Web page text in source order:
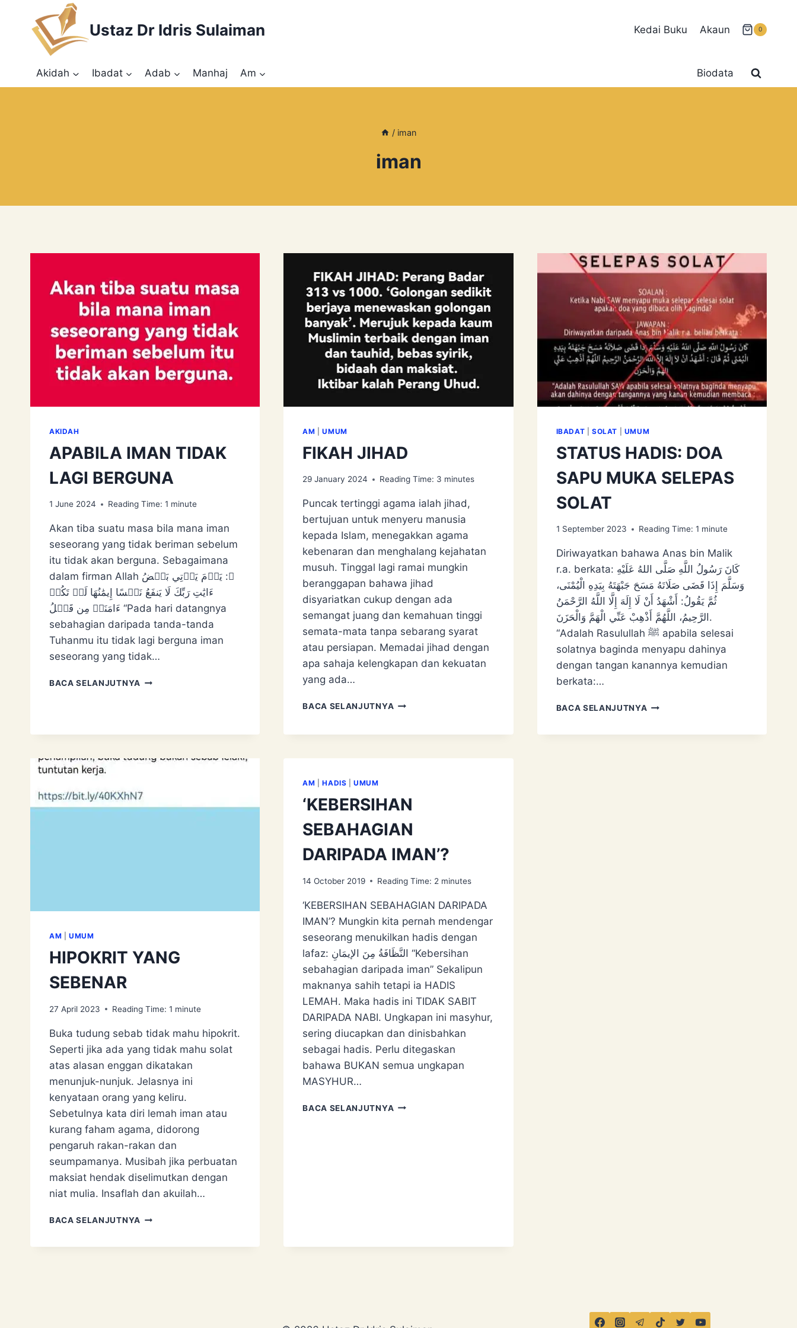
Ustaz Dr Idris Sulaiman Kedai Buku Akaun 0
Akidah Ibadat Adab Manhaj Am Biodata
/ iman
iman
AKIDAH
APABILA IMAN TIDAK
LAGI BERGUNA
1 June 2024 Reading Time: 1 minute
Akan tiba suatu masa bila mana iman
seseorang yang tidak beriman sebelum
itu tidak akan berguna. Sebagaimana
dalam firman Allah ﷻ: يَوۡمَ يَأۡتِي بَعۡضُ
ءَايَٰتِ رَبِّكَ لَا يَنفَعُ نَفۡسًا إِيمَٰنُهَا لَمۡ تَكُنۡ
ءَامَنَتۡ مِن قَبۡلُ “Pada hari datangnya
sebahagian daripada tanda-tanda
Tuhanmu itu tidak lagi berguna iman
seseorang yang tidak…
BACA SELANJUTNYA APABILA
AM |UMUM
FIKAH JIHAD
29 January 2024 Reading Time: 3 minutes
Puncak tertinggi agama ialah jihad,
bertujuan untuk menyeru manusia
kepada Islam, menegakkan agama
kebenaran dan menghalang kejahatan
musuh. Tinggal lagi ramai mungkin
beranggapan bahawa jihad
disyariatkan cukup dengan ada
semangat juang dan kemahuan tinggi
semata-mata tanpa sebarang syarat
atau persiapan. Memadai jihad dengan
apa sahaja kelengkapan dan kekuatan
yang ada…
BACA SELANJUTNYA FIKAH
IBADAT |SOLAT UMUM
STATUS HADIS: DOA
SAPU MUKA SELEPAS
SOLAT
1 September 2023 Reading Time: 1 minute
Diriwayatkan bahawa Anas bin Malik
r.a. berkata: كَانَ رَسُولُ اللَّهِ صَلَّى اللهُ عَلَيْهِ
وَسَلَّمَ ‌إِذَا ‌قَضَى ‌صَلَاتَهُ ‌مَسَحَ ‌جَبْهَتَهُ بِيَدِهِ الْيُمْنَى،
ثُمَّ يَقُولُ: أَشْهَدُ أَنْ لَا إِلَهَ إِلَّا اللَّهُ الرَّحْمَنُ
الرَّحِيمُ، اللَّهُمَّ أَذْهِبْ عَنِّي الْهَمَّ وَالْحَزَنَ.
“Adalah Rasulullah ﷺ apabila selesai
solatnya baginda menyapu dahinya
dengan tangan kanannya kemudian
berkata:…
BACA SELANJUTNYA STATUS
AM UMUM
HIPOKRIT YANG
SEBENAR
27 April 2023 Reading Time: 1 minute
Buka tudung sebab tidak mahu hipokrit.
Seperti jika ada yang tidak mahu solat
atas alasan enggan dikatakan
menunjuk-nunjuk. Jelasnya ini
kenyataan orang yang keliru.
Sebetulnya kata diri lemah iman atau
kurang faham agama, didorong
pengaruh rakan-rakan dan
seumpamanya. Musibah jika perbuatan
maksiat hendak diselimutkan dengan
niat mulia. Insaflah dan akuilah…
BACA SELANJUTNYA HIPOKRIT
AM |HADIS |UMUM
‘KEBERSIHAN
SEBAHAGIAN
DARIPADA IMAN’?
14 October 2019 Reading Time: 2 minutes
‘KEBERSIHAN SEBAHAGIAN DARIPADA
IMAN’? Mungkin kita pernah mendengar
seseorang menukilkan hadis dengan
lafaz: النَّظَافَةُ مِنَ الإيمَانِ “Kebersihan
sebahagian daripada iman” Sekalipun
maknanya sahih tetapi ia HADIS
LEMAH. Maka hadis ini TIDAK SABIT
DARIPADA NABI. Ungkapan ini masyhur,
sering diucapkan dan dinisbahkan
sebagai hadis. Perlu ditegaskan
bahawa BUKAN semua ungkapan
MASYHUR…
BACA SELANJUTNYA ‘KEBERSIHAN